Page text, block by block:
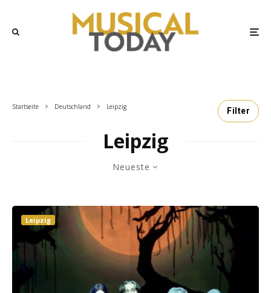
Startseite Deutschland Leipzig Filter
Leipzig
Neueste
Leipzig